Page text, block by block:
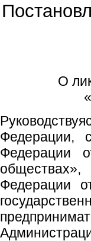
О
Федерации,
Федерации